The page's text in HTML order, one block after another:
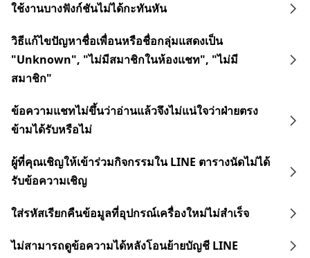
ใช้งานบางฟังก์ชันไม่ได้กะทันหัน
วิธีแก้ไขปัญหาชื่อเพื่อนหรือชื่อกลุ่มแสดงเป็น
"Unknown", "ไม่มีสมาชิกในห้องแชท", "ไม่มี
สมาชิก"
ข้อความแชทไม่ขึ้นว่าอ่านแล้วจึงไม่แน่ใจว่าฝ่ายตรง
ข้ามได้รับหรือไม่
ผู้ที่คุณเชิญให้เข้าร่วมกิจกรรมใน LINE ตารางนัดไม่ได้
รับข้อความเชิญ
ใส่รหัสเรียกคืนข้อมูลที่อุปกรณ์เครื่องใหม่ไม่สำเร็จ
ไม่สามารถดูข้อความได้หลังโอนย้ายบัญชี LINE